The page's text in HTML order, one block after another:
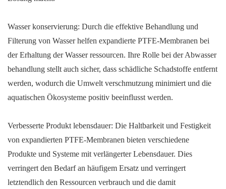
Wasser konservierung: Durch die effektive Behandlung und
Filterung von Wasser helfen expandierte PTFE-Membranen bei
der Erhaltung der Wasser ressourcen. Ihre Rolle bei der Abwasser
behandlung stellt auch sicher, dass schädliche Schadstoffe entfernt
werden, wodurch die Umwelt verschmutzung minimiert und die
aquatischen Ökosysteme positiv beeinflusst werden.
Verbesserte Produkt lebensdauer: Die Haltbarkeit und Festigkeit
von expandierten PTFE-Membranen bieten verschiedene
Produkte und Systeme mit verlängerter Lebensdauer. Dies
verringert den Bedarf an häufigem Ersatz und verringert
letztendlich den Ressourcen verbrauch und die damit